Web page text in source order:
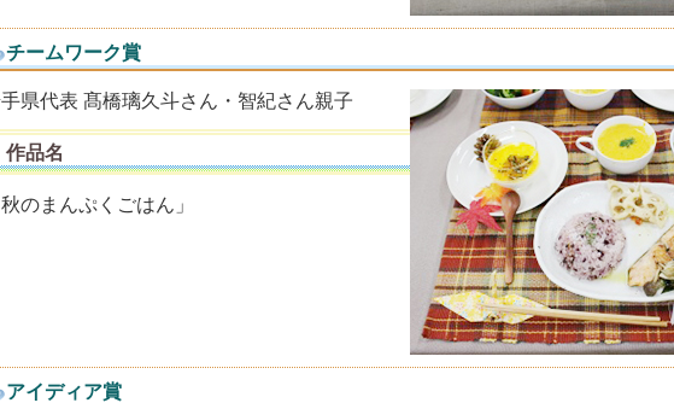
チームワーク賞
県代表 髙橋璃久斗さん・智紀さん親子
作品名
のまんぷくごはん」
アイディア賞